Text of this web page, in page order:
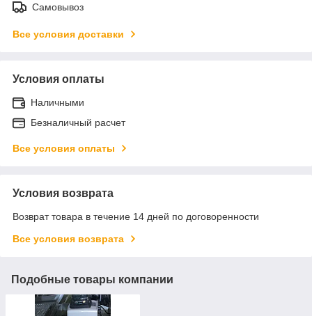
Самовывоз
Все условия доставки
Условия оплаты
Наличными
Безналичный расчет
Все условия оплаты
Условия возврата
Возврат товара в течение 14 дней по договоренности
Все условия возврата
Подобные товары компании